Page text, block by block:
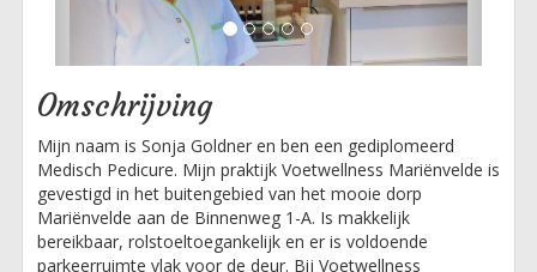
Omschrijving
Mijn naam is Sonja Goldner en ben een gediplomeerd
Medisch Pedicure. Mijn praktijk Voetwellness Mariënvelde is
gevestigd in het buitengebied van het mooie dorp
Mariënvelde aan de Binnenweg 1-A. Is makkelijk
bereikbaar, rolstoeltoegankelijk en er is voldoende
parkeerruimte vlak voor de deur. Bij Voetwellness